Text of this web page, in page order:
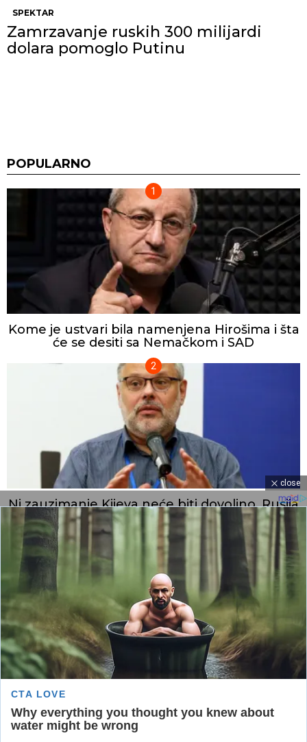
SPEKTAR
Zamrzavanje ruskih 300 milijardi
dolara pomoglo Putinu
POPULARNO
Kome je ustvari bila namenjena Hirošima i šta
će se desiti sa Nemačkom i SAD
Ni zauzimanje Kijeva neće biti dovoljno, Rusija
mora dalje
Fabrike sele u Evropu, granica sukoba se
close